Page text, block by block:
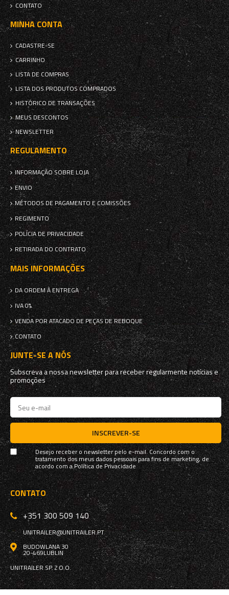
CONTATO
MINHA CONTA
CADASTRE-SE
CARRINHO
LISTA DE COMPRAS
LISTA DOS PRODUTOS COMPRADOS
HISTÓRICO DE TRANSAÇÕES
MEUS DESCONTOS
NEWSLETTER
REGULAMENTO
INFORMAÇÃO SOBRE LOJA
ENVIO
MÉTODOS DE PAGAMENTO E COMISSÕES
REGIMENTO
POLÍCIA DE PRIVACIDADE
RETIRADA DO CONTRATO
MAIS INFORMAÇÕES
DA ORDEM À ENTREGA
IVA 0%
VENDA POR ATACADO DE PEÇAS DE REBOQUE
CONTATO
JUNTE-SE A NÓS
Subscreva a nossa newsletter para receber regularmente notícias e
promoções
INSCREVER-SE
Desejo receber o newsletter pelo e-mail. Concordo com o
tratamento dos meus dados pessoais para fins de marketing, de
acordo com aPolítica de Privacidade
CONTATO
+351 300 509 140
UNITRAILER@UNITRAILER.PT
BUDOWLANA 30
20-469LUBLIN
UNITRAILER SP. Z O.O.